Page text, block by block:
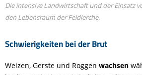
Schwierigkeiten bei der Brut
Die intensive Landwirtschaft und der Einsatz
den Lebensraum der Feldlerche.
Weizen, Gerste und Roggen wachsen